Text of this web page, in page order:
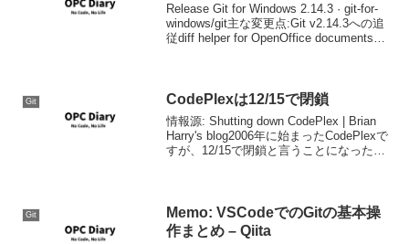
Release Git for Windows 2.14.3 · git-for-
windows/git主な変更点:Git v2.14.3への追
従diff helper for OpenOffice documentsの
Git CodePlexは12/15で閉鎖
情報源: Shutting down CodePlex | Brian
Harry's blog2006年に始まったCodePlexで
すが、12/15で閉鎖と言うことになったよ
Git
Memo: VSCodeでのGitの基本操
作まとめ – Qiita